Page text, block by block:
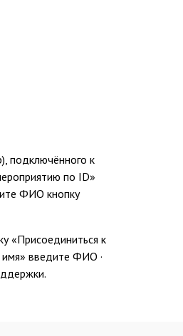
подключённого к
по ID»
ФИО кнопку
«Присоединиться к
имя» введите ФИО ·